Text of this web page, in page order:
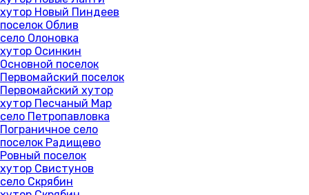
хутор Новый Пиндеев
поселок Облив
село Олоновка
хутор Осинкин
Основной поселок
Первомайский поселок
Первомайский хутор
хутор Песчаный Мар
село Петропавловка
Пограничное село
поселок Радищево
Ровный поселок
хутор Свистунов
село Скрябин